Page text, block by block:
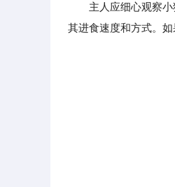
主人应细心观察
其进食速度和方式。